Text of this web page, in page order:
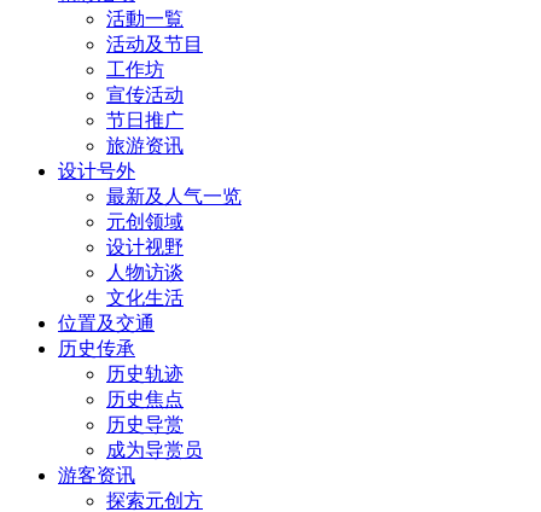
活動一覧
活动及节目
工作坊
宣传活动
节日推广
旅游资讯
设计号外
最新及人气一览
元创领域
设计视野
人物访谈
文化生活
位置及交通
历史传承
历史轨迹
历史焦点
历史导赏
成为导赏员
游客资讯
探索元创方